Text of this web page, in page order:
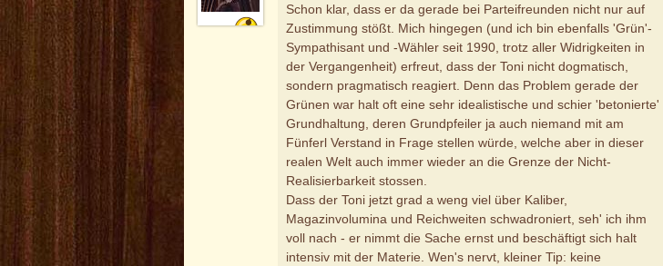
Schon klar, dass er da gerade bei Parteifreunden nicht nur auf
Zustimmung stößt. Mich hingegen (und ich bin ebenfalls 'Grün'-
Sympathisant und -Wähler seit 1990, trotz aller Widrigkeiten in
der Vergangenheit) erfreut, dass der Toni nicht dogmatisch,
sondern pragmatisch reagiert. Denn das Problem gerade der
Grünen war halt oft eine sehr idealistische und schier 'betonierte'
Grundhaltung, deren Grundpfeiler ja auch niemand mit am
Fünferl Verstand in Frage stellen würde, welche aber in dieser
realen Welt auch immer wieder an die Grenze der Nicht-
Realisierbarkeit stossen.
Dass der Toni jetzt grad a weng viel über Kaliber,
Magazinvolumina und Reichweiten schwadroniert, seh' ich ihm
voll nach - er nimmt die Sache ernst und beschäftigt sich halt
intensiv mit der Materie. Wen's nervt, kleiner Tip: keine